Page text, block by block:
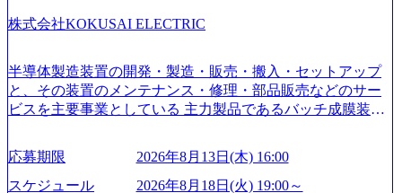
はあるが、社員の興味のある分野やスキルを活用したいな
着けたい方でも幅広に経験を積みたい方でも、キャリア形
成が柔軟に可能な環境である。 https://storage.googleapis.com/
our-vision-production.appspot.com/public/images/20240925204135
_93b1bff3-f71c-4bc9-8bd9-72a8a4826007_1200x554.webp https://
mages/20250502152751_46c65543-87ef-4e86-a85a-8649e1c532f9
_956x512.webp https://storage.googleapis.com/our-vision-producti
on.appspot.com/public/images/20250502152804_ba6aaa1a-9ffc-4f
株式会社KOKUSAI ELECTRIC
半導体製造装置の開発・製造・販売・搬入・セットアップ
と、その装置のメンテナンス・修理・部品販売などのサー
ビスを主要事業としている 主力製品であるバッチ成膜装置
世界トップクラスのシェアを有している 技術と対話を通じ
て未来を創造し、社会課題の解決に貢献することを目指し
ている Mission:私たちの技術/私たちの対話 Vision:夢を未来
応募期限
2026年8月13日(木) 16:00
スケジュール
2026年8月18日(火) 19:00～